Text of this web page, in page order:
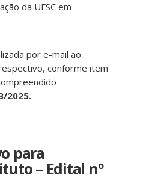
da UFSC em
por e-mail ao
conforme item
2025.
para
– Edital nº